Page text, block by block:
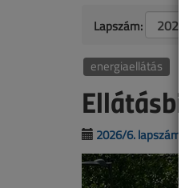
Lapszám:
energiaellátás
2026/6. lapszám